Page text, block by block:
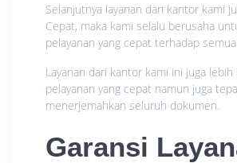
Selanjutnya layanan dari kantor kami
Cepat, maka kami selalu berusaha
pelayanan yang cepat terhadap
Layanan dari kantor kami ini juga lebih
pelayanan yang cepat namun juga
menerjemahkan seluruh dokumen.
Garansi